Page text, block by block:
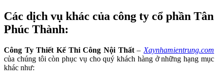
Các dịch vụ khác của công ty cổ phần Tân
Phúc Thành:
Công Ty Thiết Kế Thi Công Nội Thất– Xaynhamientrung.com
của chúng tôi còn phục vụ cho quý khách hàng ở những hạng mục
khác như: